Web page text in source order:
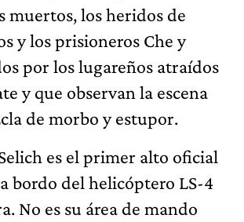
muertos, los heridos de
y los prisioneros Che y
por los lugareños atraídos
y que observan la escena
de morbo y estupor.
es el primer alto oficial
bordo del helicóptero LS-4
No es su área de mando